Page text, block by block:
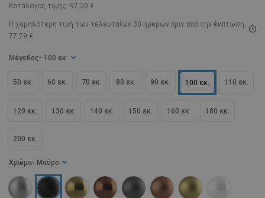
Κατάλογος τιμής: 97,20 €
Η χαμηλότερη τιμή των τελευταίων 30 ημερών πριν από την έκπτωση:
77,79 €
Μέγεθος - 100 εκ.
50 εκ. 60 εκ. 70 εκ. 80 εκ. 90 εκ. 100 εκ. 110 εκ.
120 εκ. 130 εκ. 140 εκ. 150 εκ. 160 εκ. 180 εκ.
200 εκ.
Χρώμα - Μαύρο